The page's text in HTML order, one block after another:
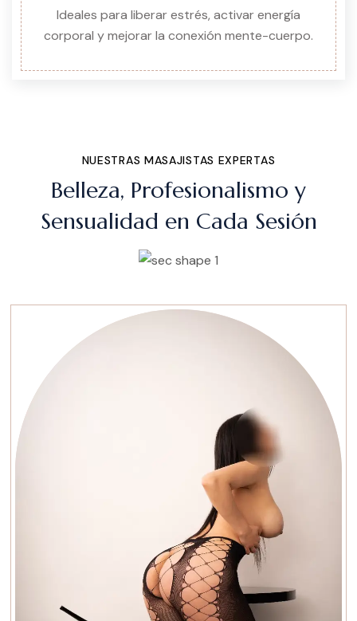
Ideales para liberar estrés, activar energía
corporal y mejorar la conexión mente-cuerpo.
NUESTRAS MASAJISTAS EXPERTAS
Belleza, Profesionalismo y
Sensualidad en Cada Sesión